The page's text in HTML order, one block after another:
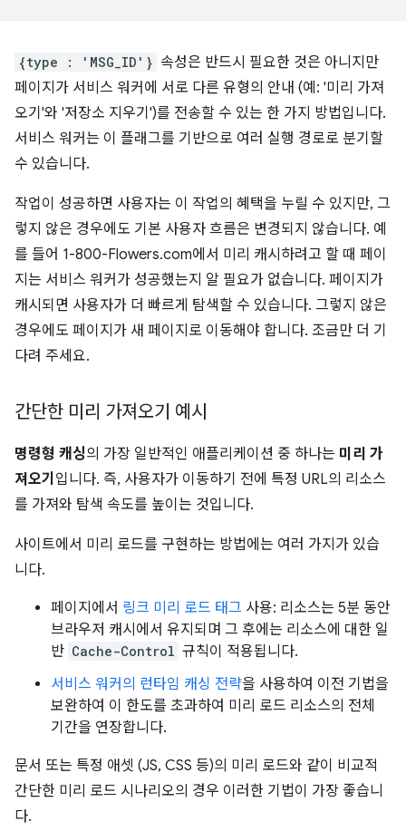
{type : 'MSG_ID'} 속성은 반드시 필요한 것은 아니지만
페이지가 서비스 워커에 서로 다른 유형의 안내 (예: '미리 가져
오기'와 '저장소 지우기')를 전송할 수 있는 한 가지 방법입니다.
서비스 워커는 이 플래그를 기반으로 여러 실행 경로로 분기할
수 있습니다.
작업이 성공하면 사용자는 이 작업의 혜택을 누릴 수 있지만, 그
렇지 않은 경우에도 기본 사용자 흐름은 변경되지 않습니다. 예
를 들어 1-800-Flowers.com에서 미리 캐시하려고 할 때 페이
지는 서비스 워커가 성공했는지 알 필요가 없습니다. 페이지가
캐시되면 사용자가 더 빠르게 탐색할 수 있습니다. 그렇지 않은
경우에도 페이지가 새 페이지로 이동해야 합니다. 조금만 더 기
다려 주세요.
간단한 미리 가져오기 예시
명령형 캐싱의 가장 일반적인 애플리케이션 중 하나는 미리 가
져오기 입니다. 즉, 사용자가 이동하기 전에 특정 URL의 리소스
를 가져와 탐색 속도를 높이는 것입니다.
사이트에서 미리 로드를 구현하는 방법에는 여러 가지가 있습
니다.
페이지에서 링크 미리 로드 태그 사용: 리소스는 5분 동안
브라우저 캐시에서 유지되며 그 후에는 리소스에 대한 일
반 Cache-Control 규칙이 적용됩니다.
서비스 워커의 런타임 캐싱 전략을 사용하여 이전 기법을
보완하여 이 한도를 초과하여 미리 로드 리소스의 전체
기간을 연장합니다.
문서 또는 특정 애셋 (JS, CSS 등)의 미리 로드와 같이 비교적
간단한 미리 로드 시나리오의 경우 이러한 기법이 가장 좋습니
다.